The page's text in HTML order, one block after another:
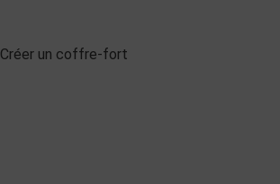
Créer un coffre-fort